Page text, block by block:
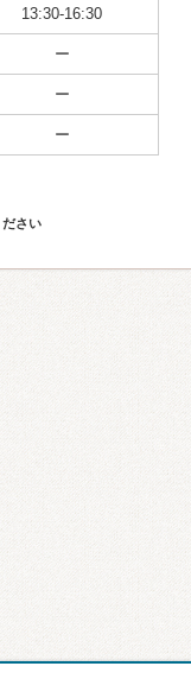
13:30-16:30
ー
ー
ー
さい